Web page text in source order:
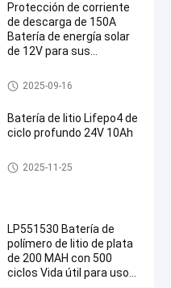
Las
Chatea
Ahora
Protección de corriente
de descarga de 150A
Batería de energía solar
de 12V para sus
personalizados
batería del fosfato del hierro d
el litio 12v
2025-09-16
Batería de litio Lifepo4 de
ciclo profundo 24V 10Ah
batería del fosfato del hierro d
el litio 24v
2025-11-25
LP551530 Batería de
polímero de litio de plata
de 200 MAH con 500
ciclos Vida útil para uso